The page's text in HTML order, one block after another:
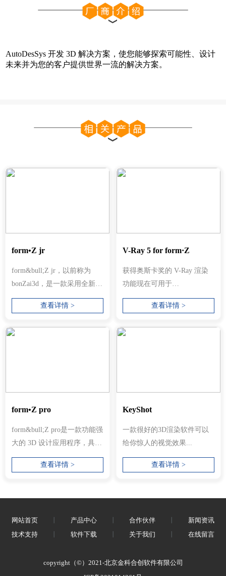
AutoDesSys 开发 3D 解决方案，使您能够探索可能性、设计
未来并为您的客户提供世界一流的解决方案。
form•Z jr
form&bull;Z jr，以前称为
bonZai3d，是一款采用全新
3D 建模方法的应用程序，旨
在快速交付...
查看详情 >
V-Ray 5 for form·Z
获得奥斯卡奖的 V-Ray 渲染
功能现在可用于
form&bull;Z。我们已将 V-
Ray 无缝集成到 f...
查看详情 >
form•Z pro
form&bull;Z pro是一款功能强
大的 3D 设计应用程序，具有
多种建模个性和工具，具有
查看详情 >
KeyShot
一款很好的3D渲染软件可以
给你惊人的视觉效果...
查看详情 >
网站首页 产品中心 合作伙伴
新闻资讯
技术支持
软件下载 关于我们 在线留言
copyright（©）2021-北京金科合创软件有限公司